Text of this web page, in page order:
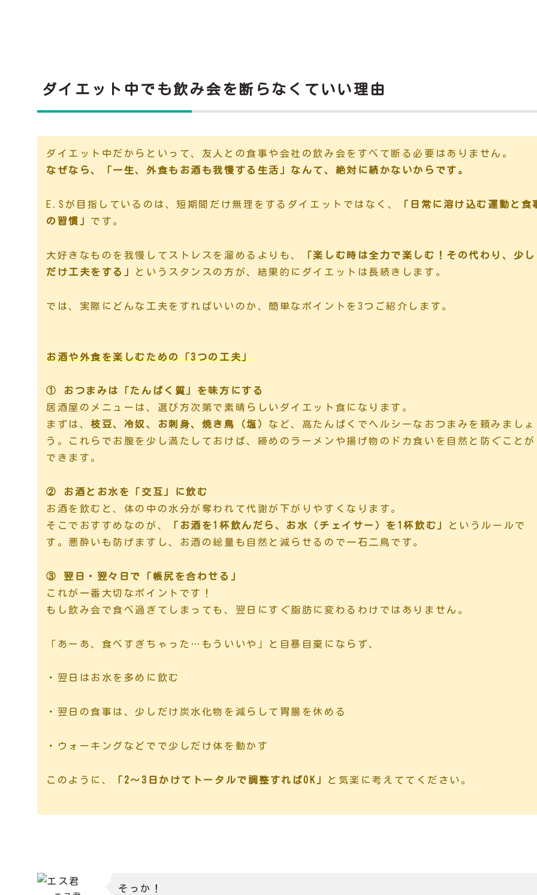
ダイエット中でも飲み会を断らなくていい理由
ダイエット中だからといって、友人との食事や会社の飲み会をすべて断る必要はありません。
なぜなら、「一生、外食もお酒も我慢する生活」なんて、絶対に続かないからです。
E.Sが目指しているのは、短期間だけ無理をするダイエットではなく、
「日常に溶け込む運動と食
の習慣」 です。
大好きなものを我慢してストレスを溜めるよりも、
「楽しむ時は全力で楽しむ！その代わり、少し
だけ工夫をする」 というスタンスの方が、結果的にダイエットは長続きします。
では、実際にどんな工夫をすればいいのか、簡単なポイントを3つご紹介します。
お酒や外食を楽しむための「3つの工夫」
① おつまみは「たんぱく質」を味方にする
居酒屋のメニューは、選び方次第で素晴らしいダイエット食になります。
まずは、枝豆、冷奴、お刺身、焼き鳥（塩） など、高たんぱくでヘルシーなおつまみを頼みましょ
う。これらでお腹を少し満たしておけば、締めのラーメンや揚げ物のドカ食いを自然と防ぐことが
できます。
② お酒とお水を「交互」に飲む
お酒を飲むと、体の中の水分が奪われて代謝が下がりやすくなります。
そこでおすすめなのが、
「お酒を1杯飲んだら、お水（チェイサー）を1杯飲む」
というルールで
す。悪酔いも防げますし、お酒の総量も自然と減らせるので一石二鳥です。
③ 翌日・翌々日で「帳尻を合わせる」
これが一番大切なポイントです！
もし飲み会で食べ過ぎてしまっても、翌日にすぐ脂肪に変わるわけではありません。
「あーあ、食べすぎちゃった…もういいや」と自暴自棄にならず、
・翌日はお水を多めに飲む
・翌日の食事は、少しだけ炭水化物を減らして胃腸を休める
・ウォーキングなどでで少しだけ体を動かす
このように、 「2〜3日かけてトータルで調整すればOK」 と気楽に考えててください。
そっか！